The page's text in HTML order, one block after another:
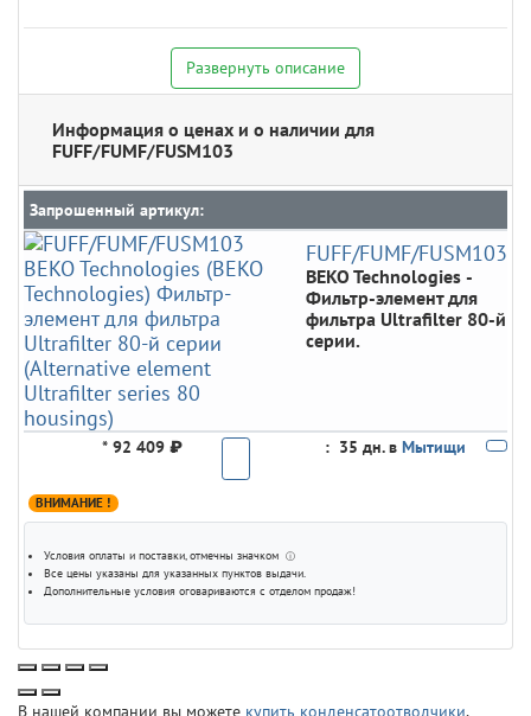
Развернуть описание
Информация о ценах и о наличии для
FUFF/FUMF/FUSM103
Запрошенный артикул:
FUFF/FUMF/FUSM103
BEKO Technologies -
Фильтр-элемент для
фильтра Ultrafilter 80-й
серии.
* 92 409 ₽ : 35 дн. в Мытищи
ВНИМАНИЕ !
Условия оплаты и поставки, отмечны значком ⓘ
Все цены указаны для указанных пунктов выдачи.
Дополнительные условия оговариваются с отделом продаж!
В нашей компании вы можете купить конденсатоотводчики,